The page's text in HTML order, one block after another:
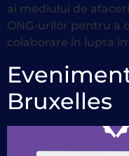
ai mediului de
ONG-urilor pentru a
colaborare în lupta
Bruxelles